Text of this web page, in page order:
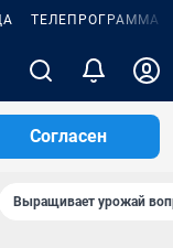
ТЕЛЕПРОГРАММА
Согласен
Выращивает урожай